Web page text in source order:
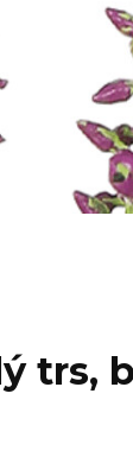
trs,